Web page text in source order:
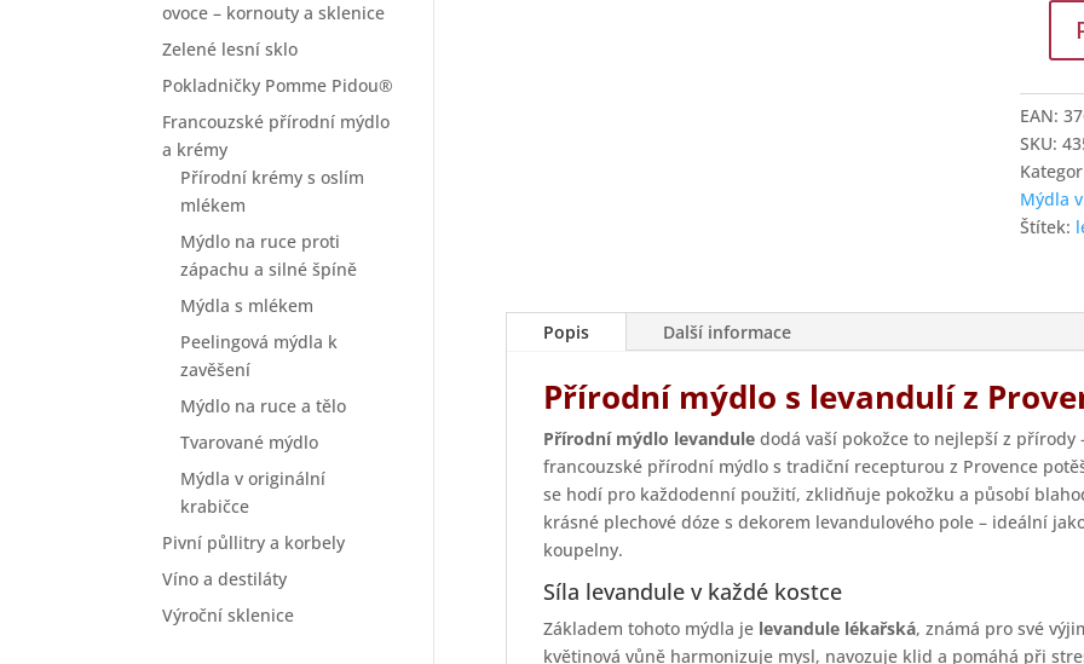
ovoce – kornouty a sklenice
Zelené lesní sklo
Pokladničky Pomme Pidou®
Francouzské přírodní mýdlo
a krémy
Přírodní krémy s oslím
mlékem
Mýdlo na ruce proti
zápachu a silné špíně
Mýdla s mlékem
Peelingová mýdla k
zavěšení
Mýdlo na ruce a tělo
Tvarované mýdlo
Mýdla v originální
krabičce
Pivní půllitry a korbely
Víno a destiláty
Výroční sklenice
200g
v
EAN:
SKU:
Mýdla
Štítek:
Popis Další informace
Přírodní mýdlo s levandulí z
Přírodní mýdlo levandule dodá vaší pokožce to nejlepší z
francouzské přírodní mýdlo s tradiční recepturou z Provence
se hodí pro každodenní použití, zklidňuje pokožku a působí
krásné plechové dóze s dekorem levandulového pole – ideální
koupelny.
Síla levandule v každé kostce
Základem tohoto mýdla je levandule lékařská, známá pro své
květinová vůně harmonizuje mysl, navozuje klid a pomáhá při